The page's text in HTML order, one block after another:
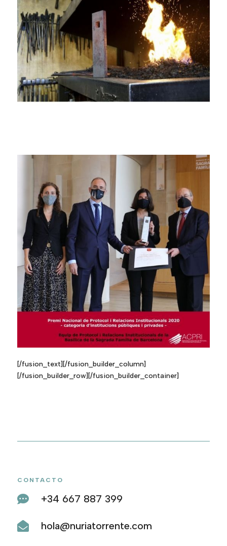
[/fusion_text][/fusion_builder_column]
[/fusion_builder_row][/fusion_builder_container]
CONTACTO
 +34 667 887 399
 hola@nuriatorrente.com